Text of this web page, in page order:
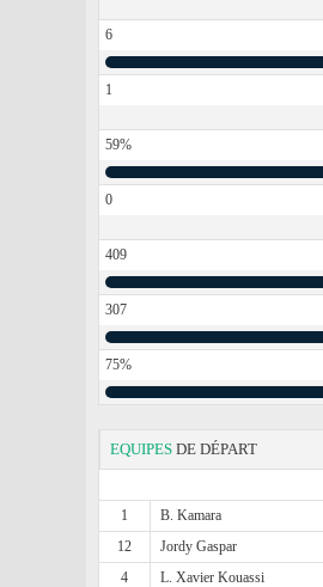
6
1
59%
0
409
307
75%
EQUIPES DE DÉPART
1
B. Kamara
12
Jordy Gaspar
4
L. Xavier Kouassi